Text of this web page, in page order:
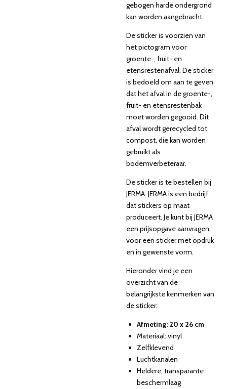
gebogen harde ondergrond
kan worden aangebracht.
De sticker is voorzien van
het pictogram voor
groente-, fruit- en
etensrestenafval. De sticker
is bedoeld om aan te geven
dat het afval in de groente-,
fruit- en etensrestenbak
moet worden gegooid. Dit
afval wordt gerecycled tot
compost, die kan worden
gebruikt als
bodemverbeteraar.
De sticker is te bestellen bij
JERMA. JERMA is een bedrijf
dat stickers op maat
produceert. Je kunt bij JERMA
een prijsopgave aanvragen
voor een sticker met opdruk
en in gewenste vorm.
Hieronder vind je een
overzicht van de
belangrijkste kenmerken van
de sticker:
Afmeting: 20 x 26 cm
Materiaal: vinyl
Zelfklevend
Luchtkanalen
Heldere, transparante
beschermlaag